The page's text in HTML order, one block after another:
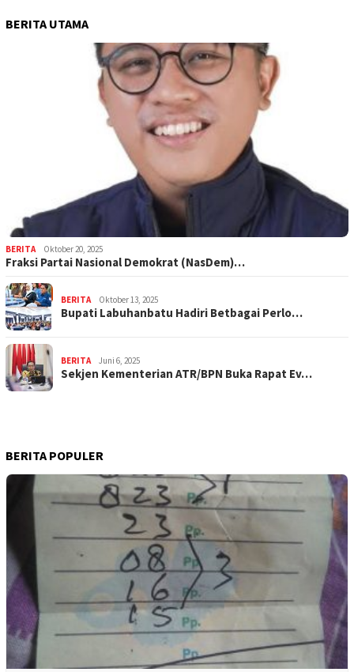
BERITA UTAMA
BERITA Oktober 20, 2025
Fraksi Partai Nasional Demokrat (NasDem)…
BERITA Oktober 13, 2025
Bupati Labuhanbatu Hadiri Betbagai Perlo…
BERITA Juni 6, 2025
Sekjen Kementerian ATR/BPN Buka Rapat Ev…
BERITA POPULER